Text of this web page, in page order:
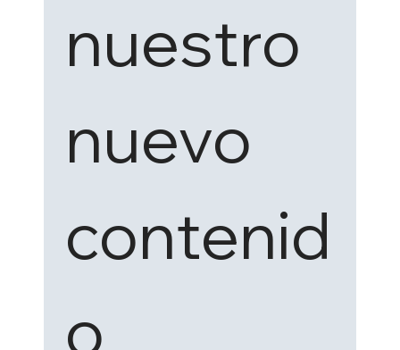
nuestro
nuevo
contenid
o